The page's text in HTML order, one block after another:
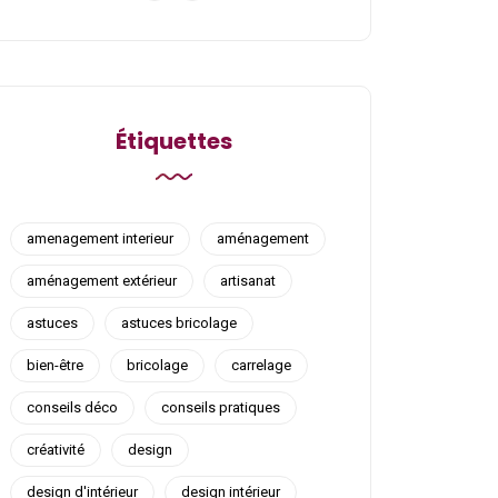
Étiquettes
amenagement interieur aménagement
aménagement extérieur artisanat
astuces astuces bricolage
bien-être bricolage carrelage
conseils déco conseils pratiques
créativité design
design d'intérieur design intérieur